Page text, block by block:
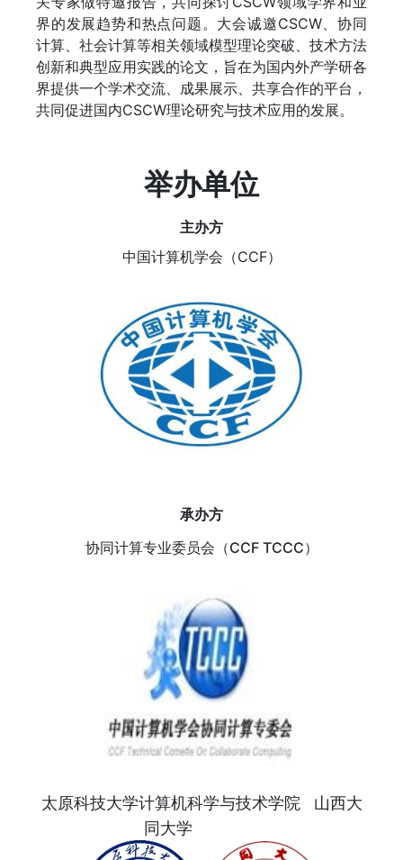
界的发展趋势和热点问题。大会诚邀CSCW、协同
计算、社会计算等相关领域模型理论突破、技术方法
创新和典型应用实践的论文，旨在为国内外产学研各
界提供一个学术交流、成果展示、共享合作的平台，
共同促进国内CSCW理论研究与技术应用的发展。
举办单位
主办方
中国计算机学会（CCF）
承办方
协同计算专业委员会（CCF TCCC）
太原科技大学计算机科学与技术学院 山西大
同大学